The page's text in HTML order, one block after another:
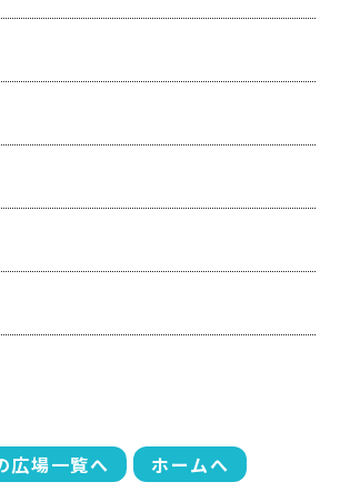
広場一覧へ ホームへ